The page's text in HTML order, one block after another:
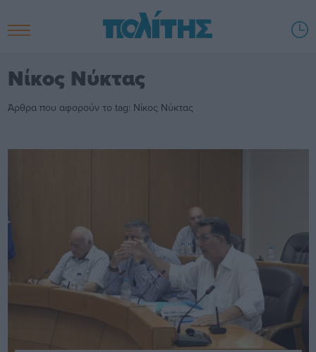
Νίκος Νύκτας
Άρθρα που αφορούν το tag: Νίκος Νύκτας